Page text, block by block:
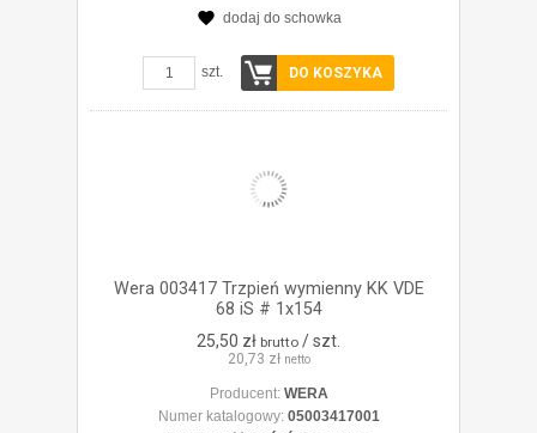
dodaj do schowka
szt. DO KOSZYKA
Wera 003417 Trzpień wymienny KK VDE
68 iS # 1x154
25,50 zł brutto / szt.
20,73 zł netto
Producent: WERA
Numer katalogowy: 05003417001